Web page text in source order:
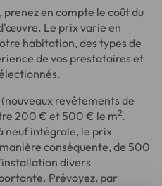
en compte le coût du
Le prix varie en
habitation, des types de
de vos prestataires et
revêtements de
200 € et 500 € le m2.
neuf intégrale, le prix
conséquente, de 500
divers
Prévoyez, par